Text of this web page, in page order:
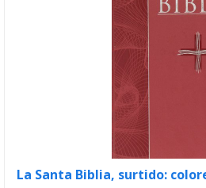
La Santa Biblia, surtido: